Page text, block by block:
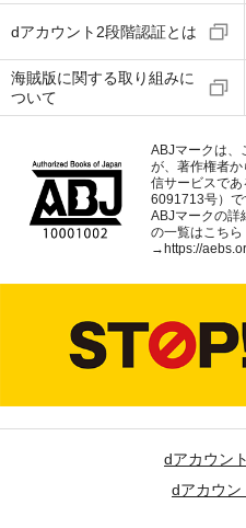
dアカウント2段階認証とは
海賊版に関する取り組みに
ついて
ABJマークは、
が、著作権者
信サービスで
6091713号）で
ABJマークの詳
の一覧はこちら
→ https://
dアカウン
dアカウン